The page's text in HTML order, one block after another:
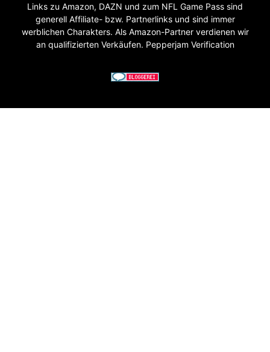
Links zu Amazon, DAZN und zum NFL Game Pass sind
generell Affiliate- bzw. Partnerlinks und sind immer
werblichen Charakters. Als Amazon-Partner verdienen wir
an qualifizierten Verkäufen. Pepperjam Verification